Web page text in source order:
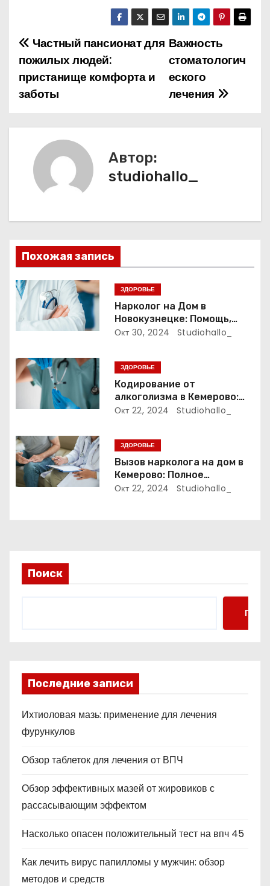
Н
а
в
и
и
я
п
о
з
а
п
и
я
м
Важность
стоматологич
еского
лечения
Частный пансионат для
пожилых людей:
пристанище комфорта и
заботы
Автор:
studiohallo_
Похожая запись
ЗДОРОВЬЕ
Нарколог на Дом в
Новокузнецке: Помощь,
Которая Всегда Рядом
Окт 30, 2024 Studiohallo_
ЗДОРОВЬЕ
Кодирование от
алкоголизма в Кемерово:
Полный путеводитель
Окт 22, 2024 Studiohallo_
ЗДОРОВЬЕ
Вызов нарколога на дом в
Кемерово: Полное
руководство
Окт 22, 2024 Studiohallo_
Поиск
Поиск
Последние записи
Ихтиоловая мазь: применение для лечения
фурункулов
Обзор таблеток для лечения от ВПЧ
Обзор эффективных мазей от жировиков с
рассасывающим эффектом
Насколько опасен положительный тест на впч 45
Как лечить вирус папилломы у мужчин: обзор
методов и средств